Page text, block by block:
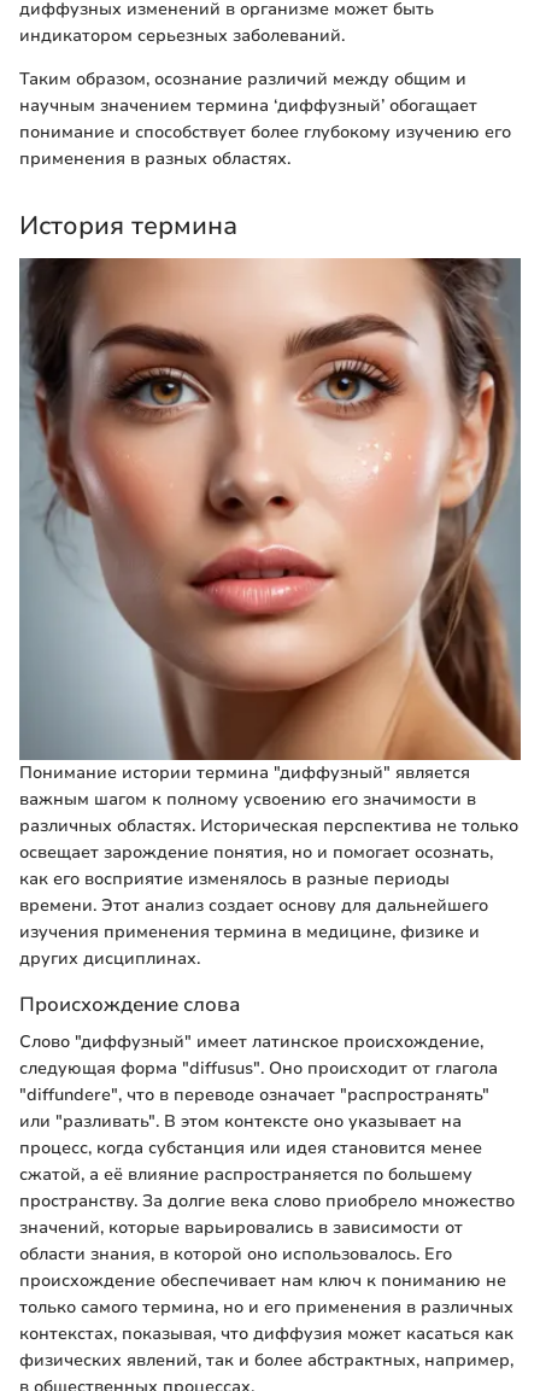
диффузных изменений в организме может быть
индикатором серьезных заболеваний.
Таким образом, осознание различий между общим и
научным значением термина ‘диффузный’ обогащает
понимание и способствует более глубокому изучению его
применения в разных областях.
История термина
Понимание истории термина "диффузный" является
важным шагом к полному усвоению его значимости в
различных областях. Историческая перспектива не только
освещает зарождение понятия, но и помогает осознать,
как его восприятие изменялось в разные периоды
времени. Этот анализ создает основу для дальнейшего
изучения применения термина в медицине, физике и
других дисциплинах.
Происхождение слова
Слово "диффузный" имеет латинское происхождение,
следующая форма "diffusus". Оно происходит от глагола
"diffundere", что в переводе означает "распространять"
или "разливать". В этом контексте оно указывает на
процесс, когда субстанция или идея становится менее
сжатой, а её влияние распространяется по большему
пространству. За долгие века слово приобрело множество
значений, которые варьировались в зависимости от
области знания, в которой оно использовалось. Его
происхождение обеспечивает нам ключ к пониманию не
только самого термина, но и его применения в различных
контекстах, показывая, что диффузия может касаться как
физических явлений, так и более абстрактных, например,